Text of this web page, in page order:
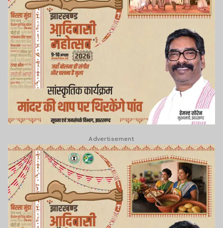
Advertisement